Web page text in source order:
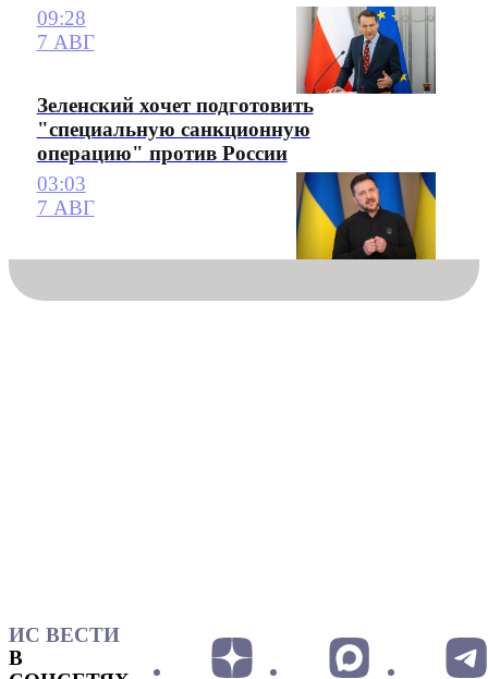
09:28
7 АВГ
Зеленский хочет подготовить
"специальную санкционную
операцию" против России
03:03
7 АВГ
ИС ВЕСТИ
В